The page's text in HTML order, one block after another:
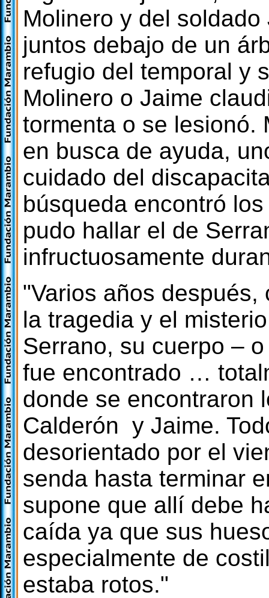
Molinero y del
juntos debajo de un
refugio del temporal y
Molinero o Jaime
tormenta o se lesionó.
en busca de ayuda,
cuidado del
búsqueda encontró
pudo hallar el de
infructuosamente
"Varios años
la tragedia y el
Serrano, su cuerpo –
fue encontrado …
donde se encontraron
Calderón y Jaime.
desorientado por el
senda hasta terminar
supone que allí debe
caída ya que sus
especialmente de
estaba rotos."